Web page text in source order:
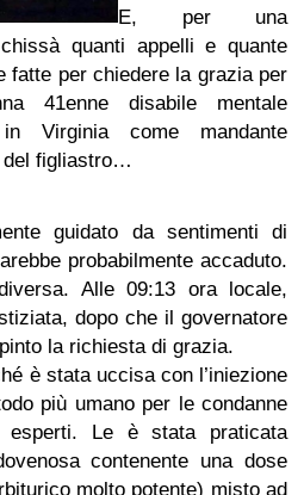
E, per una
quanti appelli e quante
fatte per chiedere la grazia per
41enne disabile mentale
Virginia come mandante
del figliastro…
guidato da sentimenti di
probabilmente accaduto.
Alle 09:13 ora locale,
dopo che il governatore
la richiesta di grazia.
è stata uccisa con l’iniezione
più umano per le condanne
Le è stata praticata
contenente una dose
molto potente) misto ad